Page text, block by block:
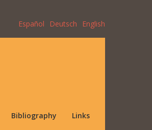
Español Deutsch English
Bibliography Links